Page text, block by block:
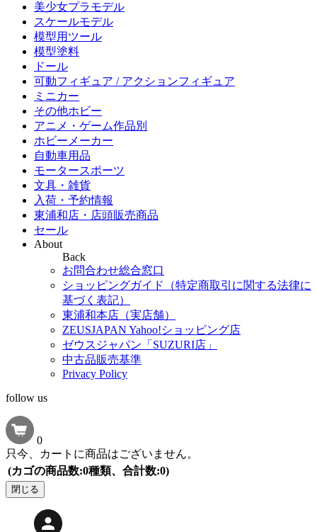
美少女プラモデル
スケールモデル
模型用ツール
模型塗料
ドール
可動フィギュア / アクションフィギュア
ミニカー
その他ホビー
アニメ・ゲーム作品別
ホビーメーカー
自動車用品
モータースポーツ
文具・雑貨
入荷・予約情報
東浦和店・店頭販売商品
セール
About
Back
お問合わせ総合窓口
ショッピングガイド（特定商取引に関する法律に
基づく表記）
東浦和本店（実店舗）
ZEUSJAPAN Yahoo!ショッピング店
ゼウスジャパン「SUZURI店」
中古品販売基準
Privacy Policy
follow us
0
只今、カートに商品はございません。
(カゴの商品数:0種類、合計数:0)
閉じる